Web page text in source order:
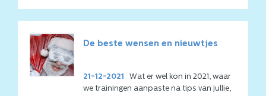
boost kunnen gebruiken
De beste wensen en nieuwtjes
21-12-2021
Wat er wel kon in 2021, waar
we trainingen aanpaste na tips van jullie,